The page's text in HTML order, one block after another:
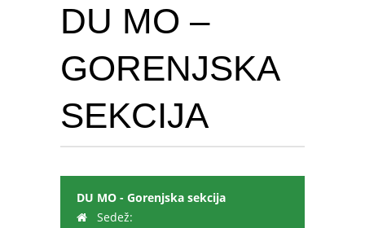
DU MO –
GORENJSKA
SEKCIJA
DU MO - Gorenjska sekcija
Sedež: